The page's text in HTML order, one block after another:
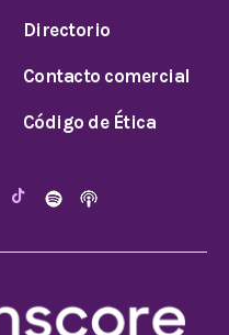
Directorio
Contacto comercial
Código de Ética